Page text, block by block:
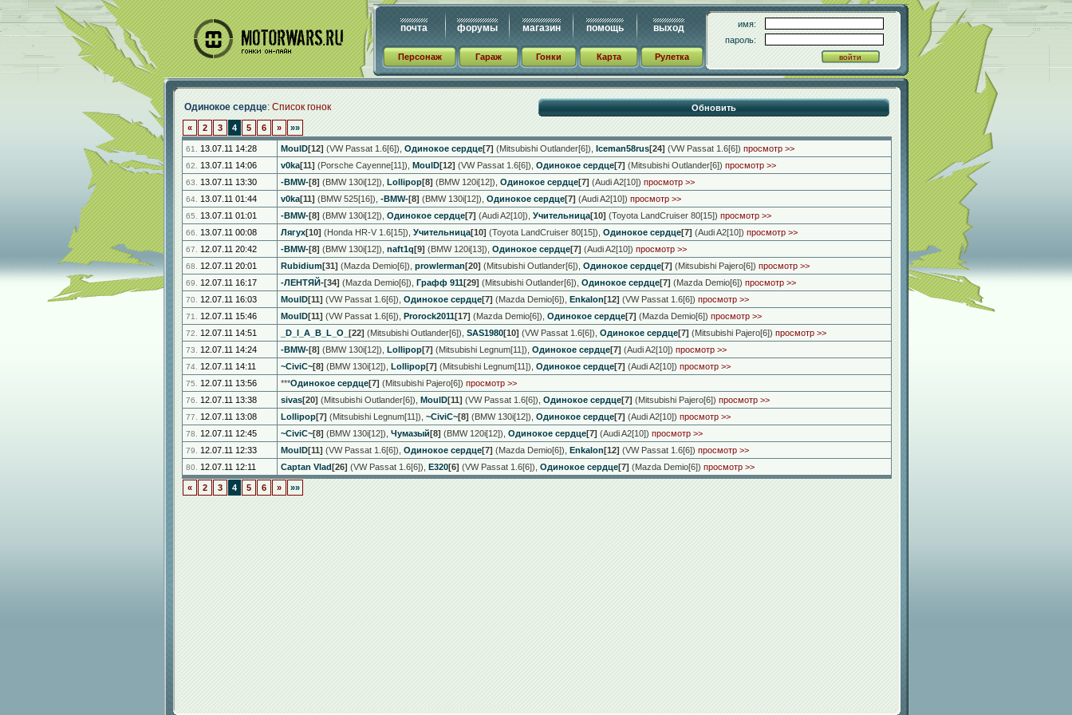
почта форумы магазин помощь выход
имя:
пароль:
Персонаж
Гараж Гонки Карта Рулетка
Одинокое сердце: Список гонок
« 2 3 4 5 6 » »»
61. 13.07.11 14:28 MoulD[12] (VW Passat 1.6[6]) Одинокое сердце[7] (Mitsubishi Outlander[6]) Iceman58rus[24] (VW Passat 1.6[6]) просмотр >>
62. 13.07.11 14:06 v0ka[11] (Porsche Cayenne[11]) MoulD[12] (VW Passat 1.6[6]) Одинокое сердце[7] (Mitsubishi Outlander[6]) просмотр >>
63. 13.07.11 13:30 -BMW-[8] (BMW 130i[12]) Lollipop[8] (BMW 120i[12]) Одинокое сердце[7] (Audi A2[10]) просмотр >>
64. 13.07.11 01:44 v0ka[11] (BMW 525[16]) -BMW-[8] (BMW 130i[12]) Одинокое сердце[7] (Audi A2[10]) просмотр >>
65. 13.07.11 01:01 -BMW-[8] (BMW 130i[12]) Одинокое сердце[7] (Audi A2[10]) Учительница[10] (Toyota LandCruiser 80[15]) просмотр >>
66. 13.07.11 00:08 Лягух[10] (Honda HR-V 1.6[15]) Учительница[10] (Toyota LandCruiser 80[15]) Одинокое сердце[7] (Audi A2[10]) просмотр >>
67. 12.07.11 20:42 -BMW-[8] (BMW 130i[12]) naft1q[9] (BMW 120i[13]) Одинокое сердце[7] (Audi A2[10]) просмотр >>
68. 12.07.11 20:01 Rubidium[31] (Mazda Demio[6]) prowlerman[20] (Mitsubishi Outlander[6]) Одинокое сердце[7] (Mitsubishi Pajero[6]) просмотр >>
69. 12.07.11 16:17 -ЛЕНТЯЙ-[34] (Mazda Demio[6]) Графф 911[29] (Mitsubishi Outlander[6]) Одинокое сердце[7] (Mazda Demio[6]) просмотр >>
70. 12.07.11 16:03 MoulD[11] (VW Passat 1.6[6]) Одинокое сердце[7] (Mazda Demio[6]) Enkalon[12] (VW Passat 1.6[6]) просмотр >>
71. 12.07.11 15:46 MoulD[11] (VW Passat 1.6[6]) Prorock2011[17] (Mazda Demio[6]) Одинокое сердце[7] (Mazda Demio[6]) просмотр >>
72. 12.07.11 14:51 _D_I_A_B_L_O_ [22] (Mitsubishi Outlander[6]) SAS1980[10] (VW Passat 1.6[6]) Одинокое сердце[7] (Mitsubishi Pajero[6]) просмотр >>
73. 12.07.11 14:24 -BMW-[8] (BMW 130i[12]) Lollipop[7] (Mitsubishi Legnum[11]) Одинокое сердце[7] (Audi A2[10]) просмотр >>
74. 12.07.11 14:11 ~CiviC~[8] (BMW 130i[12]) Lollipop[7] (Mitsubishi Legnum[11]) Одинокое сердце[7] (Audi A2[10]) просмотр >>
75. 12.07.11 13:56 ***Одинокое сердце[7] (Mitsubishi Pajero[6]) просмотр >>
76. 12.07.11 13:38 sivas[20] (Mitsubishi Outlander[6]) MoulD[11] (VW Passat 1.6[6]) Одинокое сердце[7] (Mitsubishi Pajero[6]) просмотр >>
77. 12.07.11 13:08 Lollipop[7] (Mitsubishi Legnum[11]) ~CiviC~[8] (BMW 130i[12]) Одинокое сердце[7] (Audi A2[10]) просмотр >>
78. 12.07.11 12:45 ~CiviC~[8] (BMW 130i[12]) Чумазый[8] (BMW 120i[12]) Одинокое сердце[7] (Audi A2[10]) просмотр >>
79. 12.07.11 12:33 MoulD[11] (VW Passat 1.6[6]) Одинокое сердце[7] (Mazda Demio[6]) Enkalon[12] (VW Passat 1.6[6]) просмотр >>
80. 12.07.11 12:11 Captan Vlad[26] (VW Passat 1.6[6]) E320[6] (VW Passat 1.6[6]) Одинокое сердце[7] (Mazda Demio[6]) просмотр >>
« 2 3 4 5 6 » »»